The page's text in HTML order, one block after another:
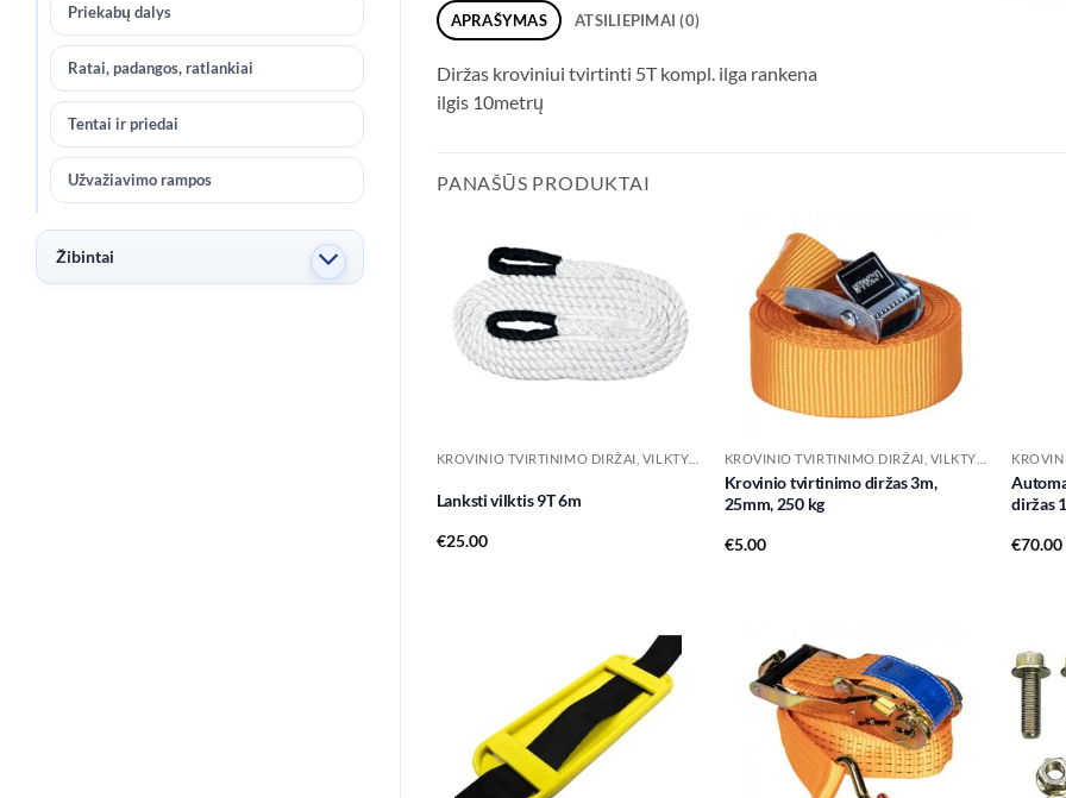
Priekabų dalys
Ratai, padangos, ratlankiai
Tentai ir priedai
Užvažiavimo rampos
Žibintai
APRAŠYMAS ATSILIEPIMAI (0)
Diržas kroviniui tvirtinti 5T kompl. ilga rankena
ilgis 10metrų
PANAŠŪS PRODUKTAI
Add to
wishlist
Lanksti vilktis 9T 6m
€25.00
wishlist
Krovinio tvirtinimo diržas 3m,
25mm, 250 kg
€5.00
diržas
€70.00
Add to
wishlist
Add to
wishlist